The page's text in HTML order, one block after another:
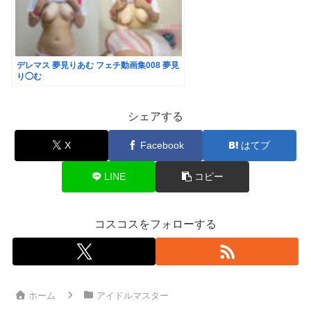
デレマス 夢見りあむ フェチ動画集008 夢見
り◯む
シェアする
X Facebook はてブ
LINE コピー
コスコスをフォローする
ホーム アイドルマスター